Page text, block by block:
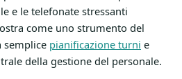
e le telefonate stressanti
come uno strumento del
semplice pianificazione turni e
della gestione del personale.